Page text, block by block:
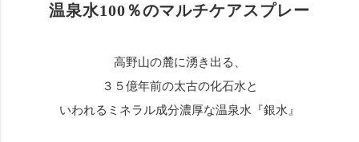
温泉水100％のマルチケアスプレー
高野山の麓に湧き出る、
３５億年前の太古の化石水と
いわれるミネラル成分濃厚な温泉水『銀水』